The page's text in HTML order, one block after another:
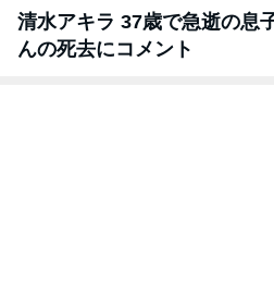
清水アキラ 37歳で急逝の息
んの死去にコメント